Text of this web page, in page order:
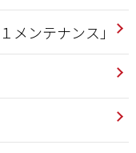
メンテナンス」